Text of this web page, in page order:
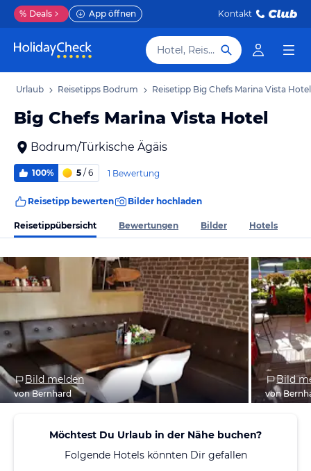
% Deals App öffnen Kontakt
Hotel, Reiseziel
Urlaub Reisetipps Bodrum Reisetipp Big Chefs Marina Vista Hotel
Big Chefs Marina Vista Hotel
Bodrum/Türkische Ägäis
100% 5 / 6 1 Bewertung
Reisetipp bewerten Bilder hochladen
Reisetippübersicht Bewertungen Bilder Hotels
Bild melden
von Bernhard
Bild
von
Möchtest Du Urlaub in der Nähe buchen?
Folgende Hotels könnten Dir gefallen